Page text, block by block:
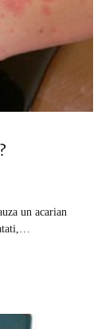
un acarian